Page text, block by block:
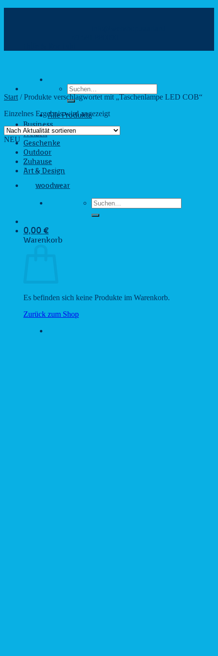
Suchen
nach:
Alle Produkte
Business
Freizeit
Geschenke
Outdoor
Zuhause
Art & Design
woodwear
Suchen
nach:
0,00 €
Warenkorb
Es befinden sich keine Produkte im Warenkorb.
Zurück zum Shop
Start /Produkte verschlagwortet mit „Taschenlampe LED COB“
Einzelnes Ergebnis wird angezeigt
NEU